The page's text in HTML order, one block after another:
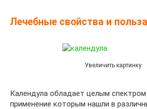
Лечебные свойства и
Увеличить картинку
Календула обладает целым
применение которым нашли в